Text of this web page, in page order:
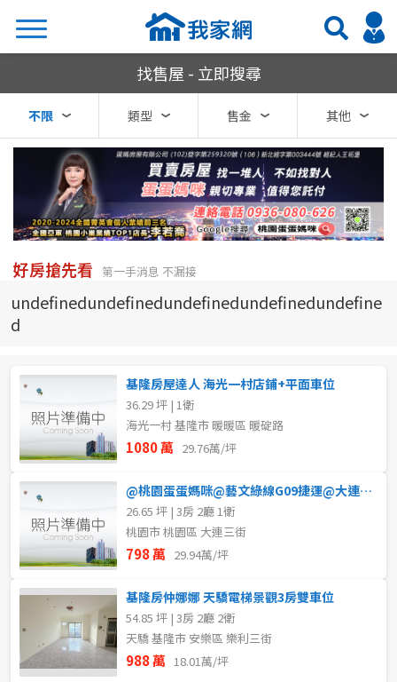
熱門關鍵字
不限
基隆市
新北市
宜蘭縣
新竹市
新竹縣
苗栗縣
台中市
不限
類型(可複選)
不拘 公寓 電梯大樓
別墅
農舍 辦公 店面
廠辦 倉庫
我家網房屋買賣
找售屋 - 立即搜尋
不限 類型 售金 其他
好房搶先看 第一手消息 不漏接
undefinedundefinedundefinedundefinedundefine
d
基隆房屋達人 海光一村店鋪+平面車位
36.29 坪 | 1衛
海光一村 基隆市 暖暖區 暖碇路
1080 萬 29.76萬/坪
@桃園蛋蛋媽咪@藝文綠線G09捷運@大連三街上公寓四樓大三房
26.65 坪 | 3房 2廳 1衛
桃園市 桃園區 大連三街
798 萬 29.94萬/坪
基隆房仲娜娜 天驕電梯景觀3房雙車位
54.85 坪 | 3房 2廳 2衛
天驕 基隆市 安樂區 樂利三街
988 萬 18.01萬/坪